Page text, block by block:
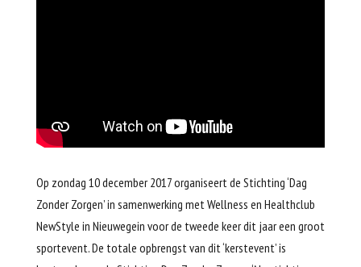
Op zondag 10 december 2017 organiseert de Stichting ‘Dag
Zonder Zorgen’ in samenwerking met Wellness en Healthclub
NewStyle in Nieuwegein voor de tweede keer dit jaar een groot
sportevent. De totale opbrengst van dit ‘kerstevent’ is